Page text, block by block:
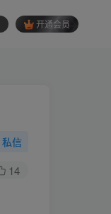
开通会员
私信
14